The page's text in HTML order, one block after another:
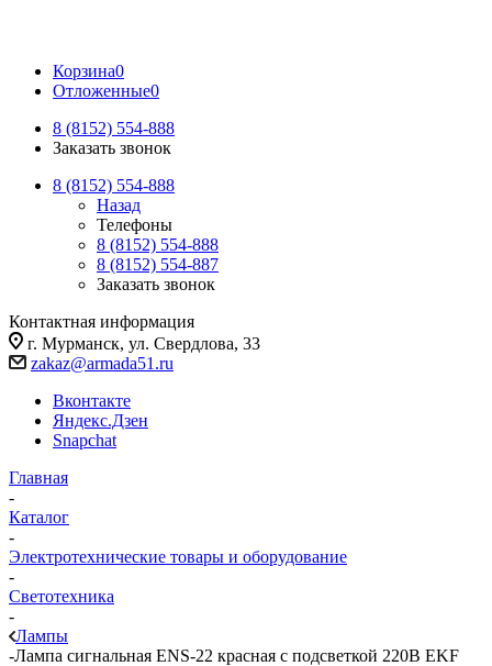
Корзина0
Отложенные0
8 (8152) 554-888
Заказать звонок
8 (8152) 554-888
Назад
Телефоны
8 (8152) 554-888
8 (8152) 554-887
Заказать звонок
Контактная информация
г. Мурманск, ул. Свердлова, 33
zakaz@armada51.ru
Вконтакте
Яндекс.Дзен
Snapchat
Главная
-
Каталог
-
Электротехнические товары и оборудование
-
Светотехника
-
Лампы
-Лампа сигнальная ENS-22 красная с подсветкой 220В EKF